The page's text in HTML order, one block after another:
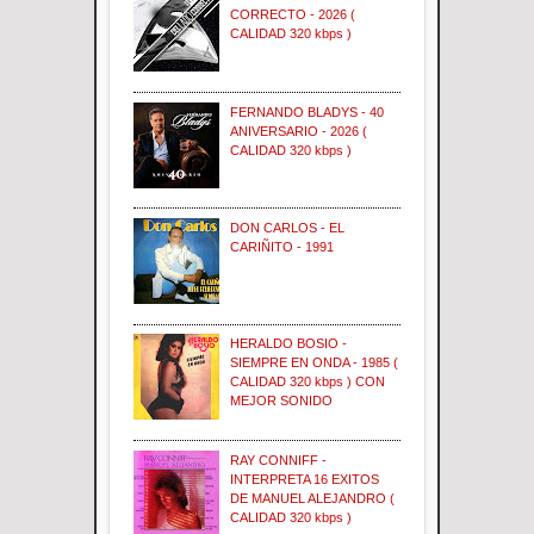
CORRECTO - 2026 (
CALIDAD 320 kbps )
FERNANDO BLADYS - 40
ANIVERSARIO - 2026 (
CALIDAD 320 kbps )
DON CARLOS - EL
CARIÑITO - 1991
HERALDO BOSIO -
SIEMPRE EN ONDA - 1985 (
CALIDAD 320 kbps ) CON
MEJOR SONIDO
RAY CONNIFF -
INTERPRETA 16 EXITOS
DE MANUEL ALEJANDRO (
CALIDAD 320 kbps )